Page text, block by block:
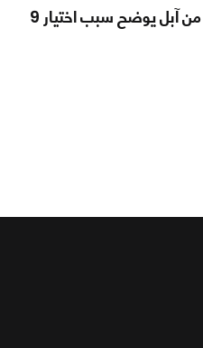
تسريب iPhone 18e الأرخص من آبل يوضح سبب اختيار 9